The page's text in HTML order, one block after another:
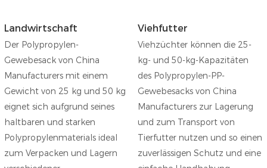
Landwirtschaft
Der Polypropylen-
Gewebesack von China
Manufacturers mit einem
Gewicht von 25 kg und 50 kg
eignet sich aufgrund seines
haltbaren und starken
Polypropylenmaterials ideal
zum Verpacken und Lagern
Viehfutter
Viehzüchter können die 25-
kg- und 50-kg-Kapazitäten
des Polypropylen-PP-
Gewebesacks von China
Manufacturers zur Lagerung
und zum Transport von
Tierfutter nutzen und so einen
zuverlässigen Schutz und eine